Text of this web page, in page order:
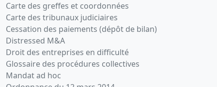
Carte des greffes et coordonnées
Carte des tribunaux judiciaires
Cessation des paiements (dépôt de bilan)
Distressed M&A
Droit des entreprises en difficulté
Glossaire des procédures collectives
Mandat ad hoc